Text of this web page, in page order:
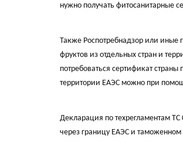
нужно получать фитосанитарные
Также Роспотребнадзор или иные
фруктов из отдельных стран и
потребоваться сертификат
территории ЕАЭС можно при
Декларация по техрегламентам
через границу ЕАЭС и